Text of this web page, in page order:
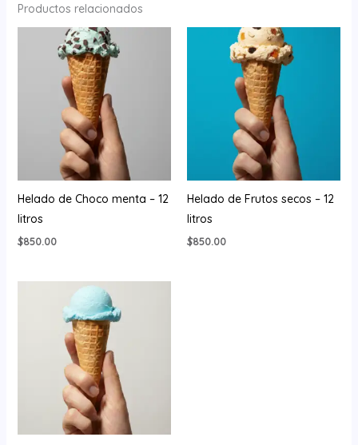
Productos relacionados
Helado de Choco menta – 12
litros
$850.00
Helado de Frutos secos – 12
litros
$850.00